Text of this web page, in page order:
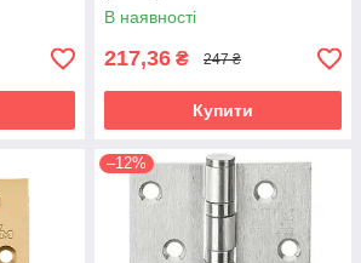
В наявності
217,36 ₴ 247 ₴
Купити
–12%